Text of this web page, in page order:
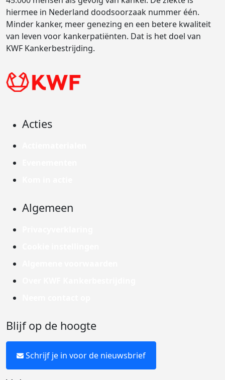
hiermee in Nederland doodsoorzaak nummer één.
Minder kanker, meer genezing en een betere kwaliteit
van leven voor kankerpatiënten. Dat is het doel van
KWF Kankerbestrijding.
Acties
Algemeen
Blijf op de hoogte
Schrijf je in voor de nieuwsbrief